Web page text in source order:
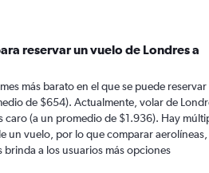
reservar un vuelo de Londres a
más barato en el que se puede
de $654). Actualmente, volar de
caro (a un promedio de $1.936). Hay
un vuelo, por lo que comparar aerolíneas,
a los usuarios más opciones